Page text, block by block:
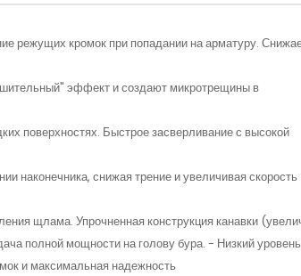
режущих кромок при попадании на арматуру.
эффект и создают микротрещины в
поверхностях. Быстрое засверливание с высокой
наконечника, снижая трение и увеличивая скорость
щлама. Упрочненная конструкция канавки
полной мощности на голову бура. - Низкий уровень
и максимальная надежность